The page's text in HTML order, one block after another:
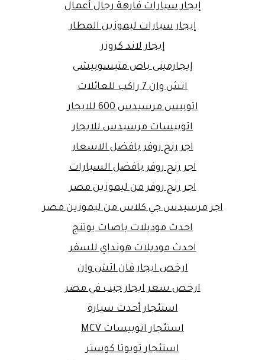
إيجار سيارات فارهة رجال أعمال
إيجار سيارات ليموزين المطار
إيجار لاند كروزر
إيجارمينى باص متيسوبيشى
اتش وان 7 راكب للعائلات
اتوبيس مرسيدس 600 للايجار
اتوبيسات مرسيدس للايجار
اجر رنج روفر بافضل الاسعار
اجر رنج روفر بافضل السيارات
اجر رنج روفر من ليموزين مصر
اجر مرسيدس جي كلاس من ليموزين مصر
احدث موديلات باصات يوتنج
احدث موديلات هونداي للسفر
ارخص ايجار فان اتش وان
ارخص سعر ايجار جيب في مصر
استئجار أحدث سيارة
استئجار اتوبيسات MCV
استئجار تويوتا كوستر